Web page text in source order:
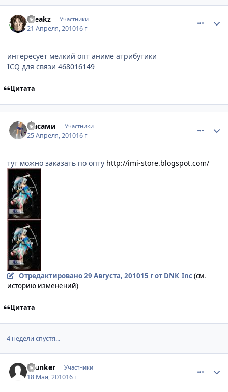
Breakz Участники
21 Апреля, 201016 г
интересует мелкий опт аниме атрибутики
ICQ для связи 468016149
Цитата
масами Участники
25 Апреля, 201016 г
тут можно заказать по опту http://imi-store.blogspot.com/
Отредактировано29 Августа, 201015 гот DNK_Inc(см.
историю изменений)
Цитата
4 недели спустя...
drunker Участники
18 Мая, 201016 г